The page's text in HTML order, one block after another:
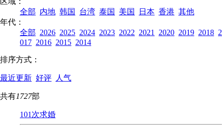
全部 内地 韩国 台湾 泰国 美国 日本 香港 其他
年代：
全部 2026 2025 2024 2023 2022 2021 2020 2019 2018 2
017 2016 2015 2014
排序方式：
最近更新 好评 人气
共有1727部
101次求婚